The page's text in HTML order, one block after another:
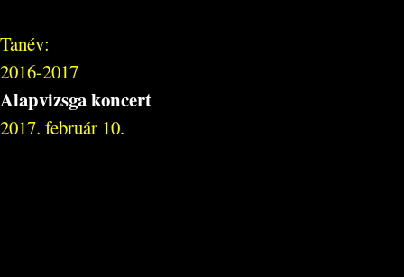
Tanév:
2016-2017
Alapvizsga koncert
2017. február 10.